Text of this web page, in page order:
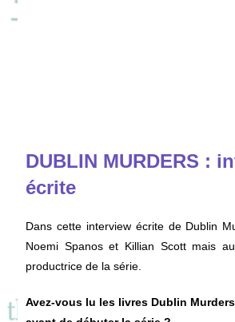
DUBLIN MURDERS :
écrite
Dans cette interview écrite de Dublin
Noemi Spanos et Killian Scott mais
productrice de la série.
Avez-vous lu les livres Dublin